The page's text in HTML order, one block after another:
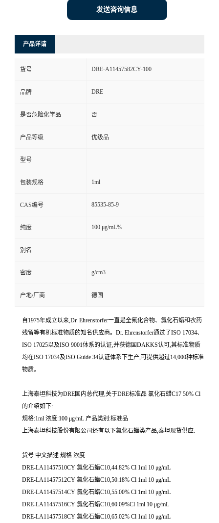
发送咨询信息
产品详请
货号 DRE-A11457582CY-100
品牌 DRE
是否危险化学品 否
产品等级 优级品
型号
包装规格 1ml
CAS编号 85535-85-9
纯度 100 μg/mL%
别名
密度 g/cm3
产地/厂商 德国
自1975年成立以来,Dr. Ehrenstorfer一直是全氟化合物、氯化石蜡和农药
残留等有机标准物质的知名供应商。Dr. Ehrenstorfer通过了ISO 17034、
ISO 17025以及ISO 9001体系的认证,并获德国DAKKS认可,其标准物质
均在ISO 17034及ISO Guide 34认证体系下生产,可提供超过14,000种标准
物质。
上海泰坦科技为DRE国内总代理,关于DRE标准品 氯化石蜡C17 50% Cl
的介绍如下:
规格:1ml 浓度:100 μg/mL 产品类别:标准品
上海泰坦科技股份有限公司还有以下氯化石蜡类产品,泰坦现货供应:
货号 中文描述 规格 浓度
DRE-LA11457510CY 氯化石蜡C10,44.82% Cl 1ml 10 μg/mL
DRE-LA11457512CY 氯化石蜡C10,50.18% Cl 1ml 10 μg/mL
DRE-LA11457514CY 氯化石蜡C10,55.00% Cl 1ml 10 μg/mL
DRE-LA11457516CY 氯化石蜡C10,60.09%Cl 1ml 10 μg/mL
DRE-LA11457518CY 氯化石蜡C10,65.02% Cl 1ml 10 μg/mL